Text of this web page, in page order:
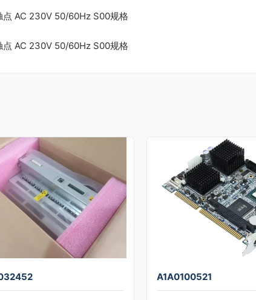
AC 230V 50/60Hz S00规格
AC 230V 50/60Hz S00规格
A1A0100521